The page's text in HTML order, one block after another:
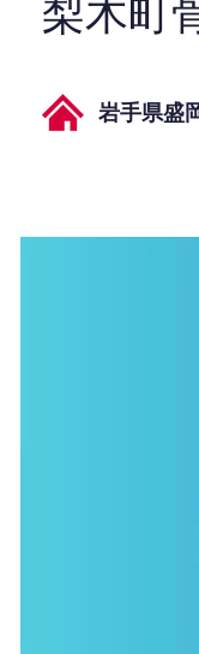
梨木町
岩手県盛